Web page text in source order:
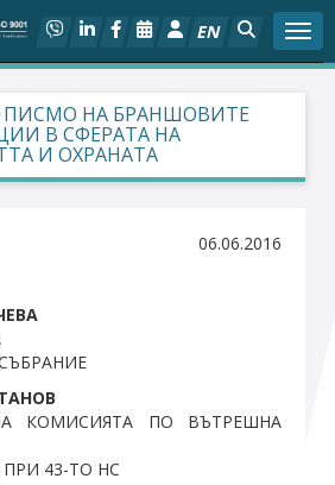
EN
ПИСМО НА БРАНШОВИТЕ
В СФЕРАТА НА
И ОХРАНАТА
06.06.2016
КОМИСИЯТА ПО ВЪТРЕШНА
43-ТО НС